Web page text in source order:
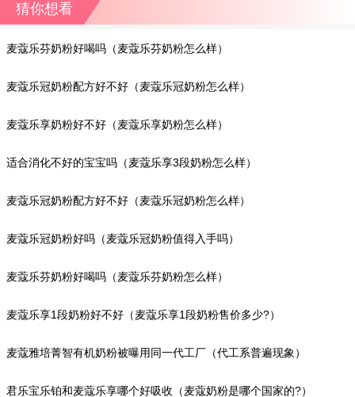
猜你想看
麦蔻乐芬奶粉好喝吗（麦蔻乐芬奶粉怎么样）
麦蔻乐冠奶粉配方好不好（麦蔻乐冠奶粉怎么样）
麦蔻乐享奶粉好不好（麦蔻乐享奶粉怎么样）
适合消化不好的宝宝吗（麦蔻乐享3段奶粉怎么样）
麦蔻乐冠奶粉配方好不好（麦蔻乐冠奶粉怎么样）
麦蔻乐冠奶粉好吗（麦蔻乐冠奶粉值得入手吗）
麦蔻乐芬奶粉好喝吗（麦蔻乐芬奶粉怎么样）
麦蔻乐享1段奶粉好不好（麦蔻乐享1段奶粉售价多少?）
麦蔻雅培菁智有机奶粉被曝用同一代工厂（代工系普遍现象）
君乐宝乐铂和麦蔻乐享哪个好吸收（麦蔻奶粉是哪个国家的?）